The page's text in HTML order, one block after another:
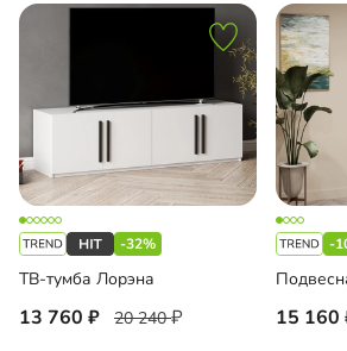
-32%
ТВ-тумба Лорэна
13 760 20 240
-
15 160